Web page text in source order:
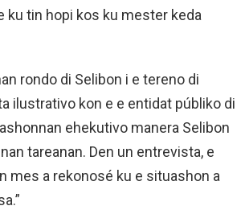
ku tin hopi kos ku mester keda
rondo di Selibon i e tereno di
ilustrativo kon e e entidat públiko di
ehekutivo manera Selibon
tareanan. Den un entrevista, e
mes a rekonosé ku e situashon a